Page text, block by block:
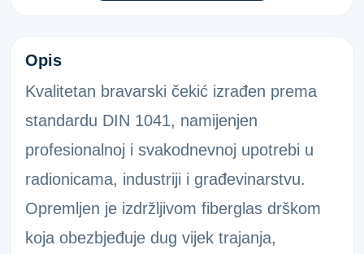
BRA.ČEKIĆ FIBERGLAS 500G
Opis
Kvalitetan bravarski čekić izrađen prema
standardu DIN 1041, namijenjen
profesionalnoj i svakodnevnoj upotrebi u
radionicama, industriji i građevinarstvu.
Opremljen je izdržljivom fiberglas drškom
koja obezbjeđuje dug vijek trajanja,